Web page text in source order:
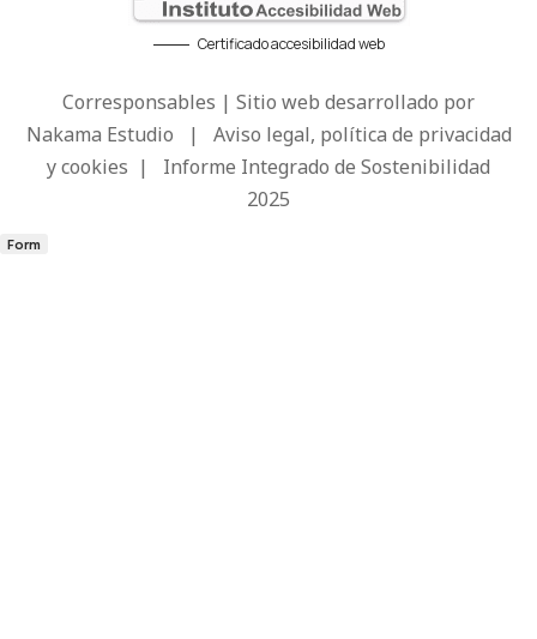
Certificado accesibilidad web
Corresponsables | Sitio web desarrollado por
Nakama Estudio | Aviso legal, política de privacidad
y cookies | Informe Integrado de Sostenibilidad
2025
Form